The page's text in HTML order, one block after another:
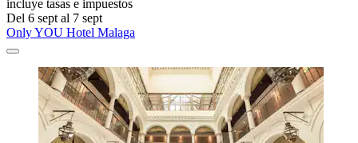
incluye tasas e impuestos
Del 6 sept al 7 sept
Only YOU Hotel Malaga